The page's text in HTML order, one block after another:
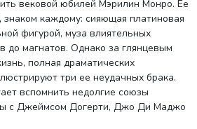
вековой юбилей Мэрилин Монро. Ее
знаком каждому: сияющая платиновая
фигурой, муза влиятельных
до магнатов. Однако за глянцевым
полная драматических
три ее неудачных брака.
вспомнить недолгие союзы
с Джеймсом Догерти, Джо Ди Маджо